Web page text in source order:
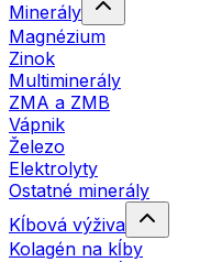
Minerály
Magnézium
Zinok
Multiminerály
ZMA a ZMB
Vápnik
Železo
Elektrolyty
Ostatné minerály
Kĺbová výživa
Kolagén na kĺby